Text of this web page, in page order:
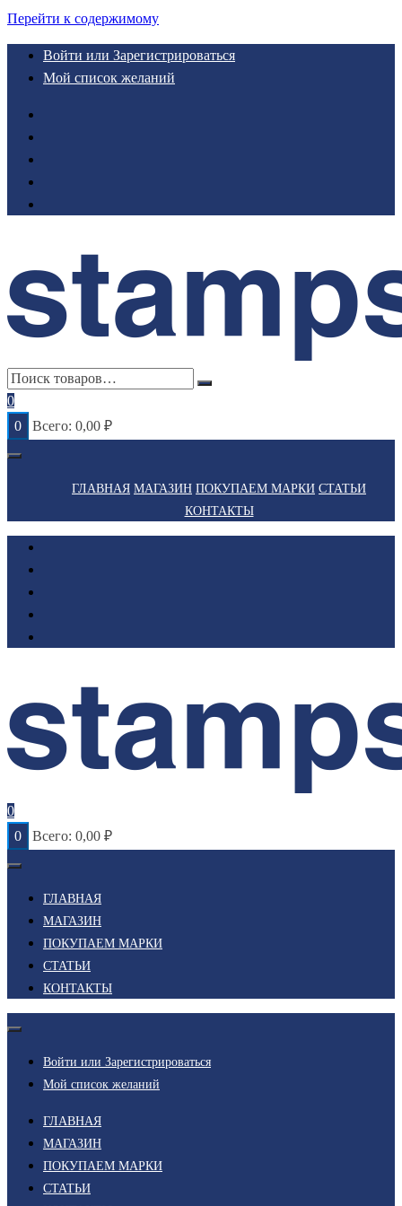
Перейти к содержимому
Войти или Зарегистрироваться
Мой список желаний
0
0
Всего: 0,00 ₽
ГЛАВНАЯ МАГАЗИН ПОКУПАЕМ МАРКИ СТАТЬИ
КОНТАКТЫ
0
0
Всего: 0,00 ₽
ГЛАВНАЯ
МАГАЗИН
ПОКУПАЕМ МАРКИ
СТАТЬИ
КОНТАКТЫ
Войти или Зарегистрироваться
Мой список желаний
ГЛАВНАЯ
МАГАЗИН
ПОКУПАЕМ МАРКИ
СТАТЬИ